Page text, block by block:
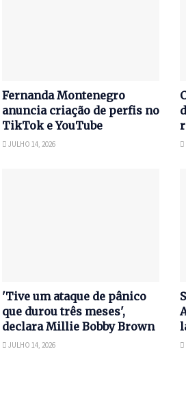
Fernanda Montenegro
anuncia criação de perfis no
TikTok e YouTube
JULHO 14, 2026
'Tive um ataque de pânico
que durou três meses',
declara Millie Bobby Brown
JULHO 14, 2026